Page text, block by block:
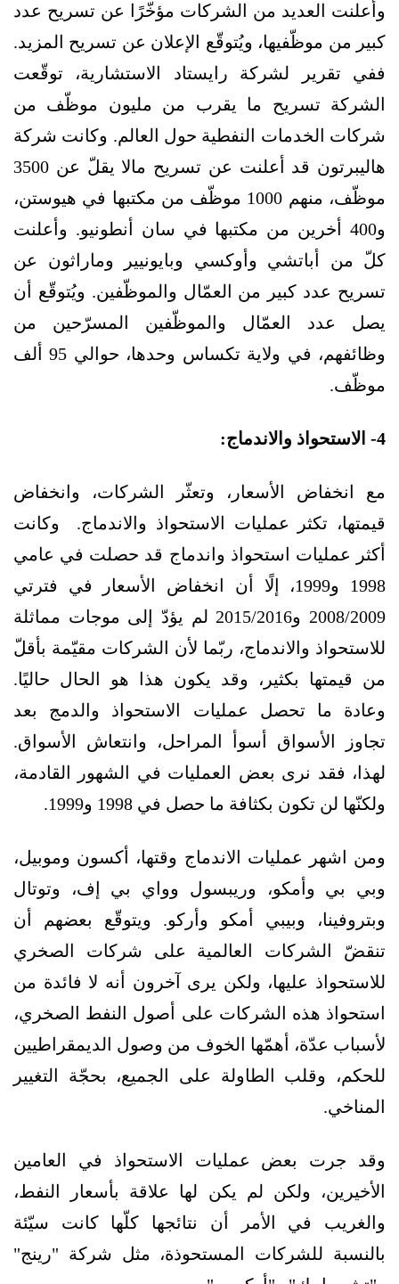
وأعلنت العديد من الشركات مؤخّرًا عن تسريح عدد
كبير من موظّفيها، ويُتوقّع الإعلان عن تسريح المزيد.
ففي تقرير لشركة رايستاد الاستشارية، توقّعت
الشركة تسريح ما يقرب من مليون موظّف من
شركات الخدمات النفطية حول العالم. وكانت شركة
هاليبرتون قد أعلنت عن تسريح مالا يقلّ عن 3500
موظّف، منهم 1000 موظّف من مكتبها في هيوستن،
و400 أخرين من مكتبها في سان أنطونيو. وأعلنت
كلّ من أباتشي وأوكسي وبايونيير وماراثون عن
تسريح عدد كبير من العمّال والموظّفين. ويُتوقّع أن
يصل عدد العمّال والموظّفين المسرّحين من
وظائفهم، في ولاية تكساس وحدها، حوالي 95 ألف
موظّف.
4- الاستحواذ والاندماج:
مع انخفاض الأسعار، وتعثّر الشركات، وانخفاض
قيمتها، تكثر عمليات الاستحواذ والاندماج. وكانت
أكثر عمليات استحواذ واندماج قد حصلت في عامي
1998 و1999، إلًا أن انخفاض الأسعار في فترتي
2008/2009 و2015/2016 لم يؤدّ إلى موجات مماثلة
للاستحواذ والاندماج، ربّما لأن الشركات مقيّمة بأقلّ
من قيمتها بكثير، وقد يكون هذا هو الحال حاليًا.
وعادة ما تحصل عمليات الاستحواذ والدمج بعد
تجاوز الأسواق أسوأ المراحل، وانتعاش الأسواق.
لهذا، فقد نرى بعض العمليات في الشهور القادمة،
ولكنّها لن تكون بكثافة ما حصل في 1998 و1999.
ومن اشهر عمليات الاندماج وقتها، أكسون وموبيل،
وبي بي وأمكو، وريبسول وواي بي إف، وتوتال
وبتروفينا، وبيبي أمكو وأركو. ويتوقّع بعضهم أن
تنقضّ الشركات العالمية على شركات الصخري
للاستحواذ عليها، ولكن يرى آخرون أنه لا فائدة من
استحواذ هذه الشركات على أصول النفط الصخري،
لأسباب عدّة، أهمّها الخوف من وصول الديمقراطيين
للحكم، وقلب الطاولة على الجميع، بحجّة التغيير
المناخي.
وقد جرت بعض عمليات الاستحواذ في العامين
الأخيرين، ولكن لم يكن لها علاقة بأسعار النفط،
والغريب في الأمر أن نتائجها كلّها كانت سيّئة
بالنسبة للشركات المستحوذة، مثل شركة "رينج"